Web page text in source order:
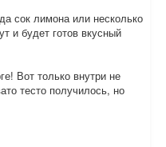
сок лимона или несколько
и будет готов вкусный
Вот только внутри не
тесто получилось, но